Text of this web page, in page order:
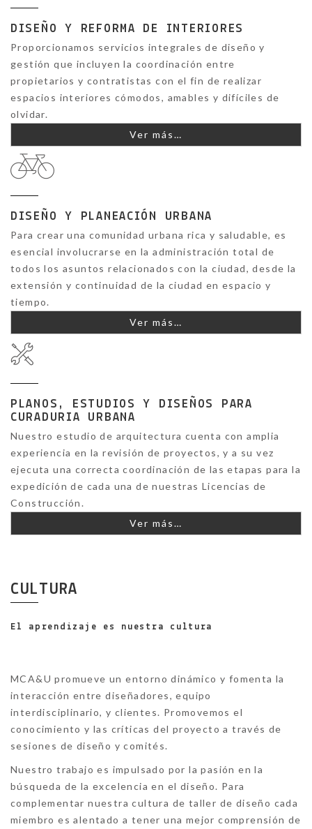
DISEÑO Y REFORMA DE INTERIORES
Proporcionamos servicios integrales de diseño y
gestión que incluyen la coordinación entre
propietarios y contratistas con el fin de realizar
espacios interiores cómodos, amables y difíciles de
olvidar.
Ver más…
DISEÑO Y PLANEACIÓN URBANA
Para crear una comunidad urbana rica y saludable, es
esencial involucrarse en la administración total de
todos los asuntos relacionados con la ciudad, desde la
extensión y continuidad de la ciudad en espacio y
tiempo.
Ver más…
PLANOS, ESTUDIOS Y DISEÑOS PARA
CURADURIA URBANA
Nuestro estudio de arquitectura cuenta con amplia
experiencia en la revisión de proyectos, y a su vez
ejecuta una correcta coordinación de las etapas para la
expedición de cada una de nuestras Licencias de
Construcción.
Ver más…
CULTURA
El aprendizaje es nuestra cultura
MCA&U promueve un entorno dinámico y fomenta la
interacción entre diseñadores, equipo
interdisciplinario, y clientes. Promovemos el
conocimiento y las críticas del proyecto a través de
sesiones de diseño y comités.
Nuestro trabajo es impulsado por la pasión en la
búsqueda de la excelencia en el diseño. Para
complementar nuestra cultura de taller de diseño cada
miembro es alentado a tener una mejor comprensión de